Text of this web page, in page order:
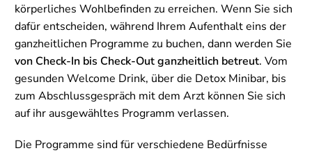
körperliches Wohlbefinden zu erreichen. Wenn Sie sich
dafür entscheiden, während Ihrem Aufenthalt eins der
ganzheitlichen Programme zu buchen, dann werden Sie
von Check-In bis Check-Out ganzheitlich betreut. Vom
gesunden Welcome Drink, über die Detox Minibar, bis
zum Abschlussgespräch mit dem Arzt können Sie sich
auf ihr ausgewähltes Programm verlassen.
Die Programme sind für verschiedene Bedürfnisse